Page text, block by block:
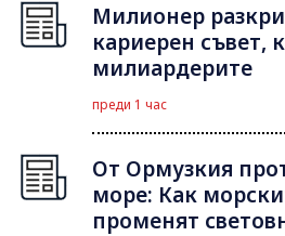
Милионер
кариерен съвет,
милиардерите
преди 1 час
От Ормузкия
море: Как
променят